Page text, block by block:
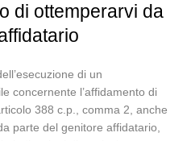
di ottemperarvi da
di un
concernente l’affidamento di
388 c.p., comma 2, anche
parte del genitore affidatario,